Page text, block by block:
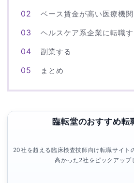
ベース賃金が高い医療機
ヘルスケア系企業に転職す
副業する
まとめ
臨転堂のおすすめ転
20社を超える臨床検査技師向け転職サイト
高かった2社をピックアップ